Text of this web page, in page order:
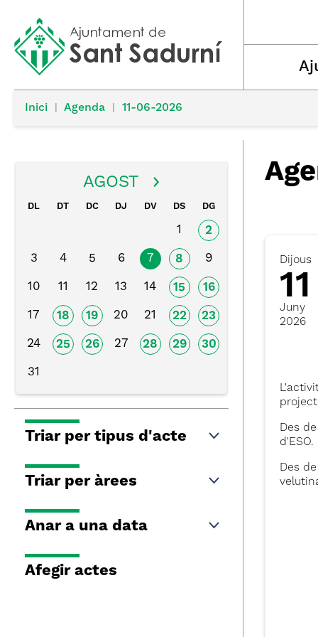
Inici Agenda 11-06-2026
AGOST
DL DT DC DJ DV DS DG
1 2
3 4 5 6 7 8 9
10 11 12 13 14 15 16
17 18 19 20 21 22 23
24 25 26 27 28 29 30
31
Triar per tipus d'acte
Triar per àrees
Anar a una data
Afegir actes
Dijous
11
Juny
2026
Des
d'ESO.
Des